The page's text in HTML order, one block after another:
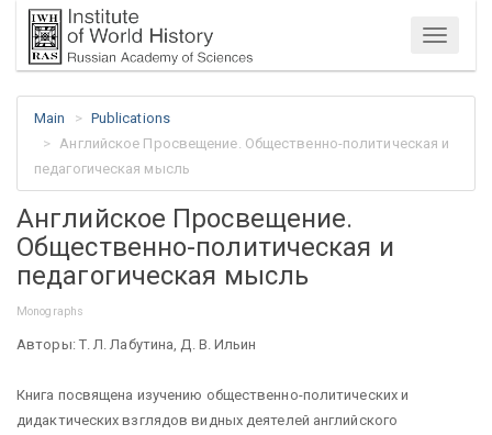
Menu
Main
Publications
Английское Просвещение. Общественно-политическая и
педагогическая мысль
Английское Просвещение.
Общественно-политическая и
педагогическая мысль
Monographs
Авторы: Т. Л. Лабутина, Д. В. Ильин
Книга посвящена изучению общественно-политических и
дидактических взглядов видных деятелей английского